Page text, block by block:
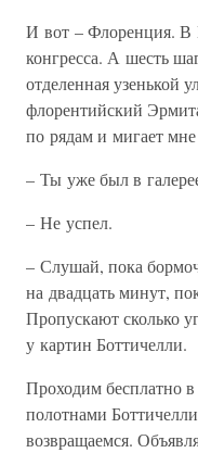
И вот – Флоренция. В
конгресса. А шесть
отделенная узенькой
флорентийский
по рядам и мигает
– Ты уже был в
– Не успел.
– Слушай, пока
на двадцать минут,
Пропускают сколько
у картин Боттичелли.
Проходим бесплатно
полотнами
возвращаемся.